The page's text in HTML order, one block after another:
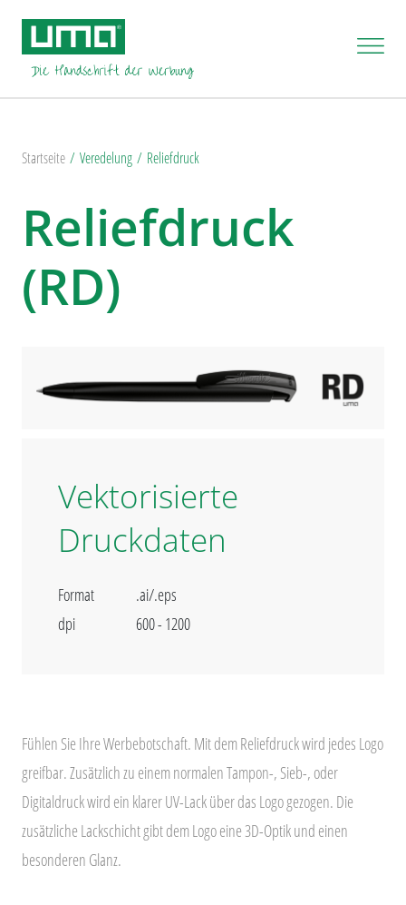
Startseite Veredelung Reliefdruck
Reliefdruck
(RD)
Vektorisierte
Druckdaten
Format
dpi
.ai/.eps
600 - 1200
Fühlen Sie Ihre Werbebotschaft. Mit dem Reliefdruck wird jedes Logo
greifbar. Zusätzlich zu einem normalen Tampon-, Sieb-, oder
Digitaldruck wird ein klarer UV-Lack über das Logo gezogen. Die
zusätzliche Lackschicht gibt dem Logo eine 3D-Optik und einen
besonderen Glanz.